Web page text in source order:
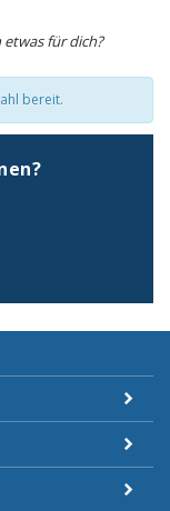
für dich?
bereit.